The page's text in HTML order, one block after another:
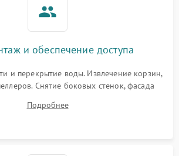
и обеспечение доступа
и перекрытие воды. Извлечение корзин,
Снятие боковых стенок, фасада
насосу, ТЭНу и сливной помпе.
Подробнее